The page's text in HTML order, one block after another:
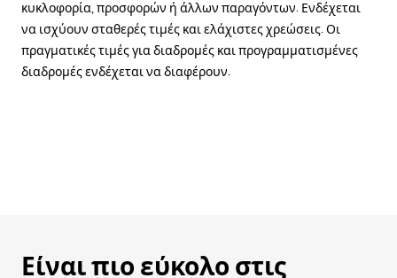
κυκλοφορία, προσφορών ή άλλων παραγόντων. Ενδέχεται
να ισχύουν σταθερές τιμές και ελάχιστες χρεώσεις. Οι
πραγματικές τιμές για διαδρομές και προγραμματισμένες
διαδρομές ενδέχεται να διαφέρουν.
Είναι πιο εύκολο στις